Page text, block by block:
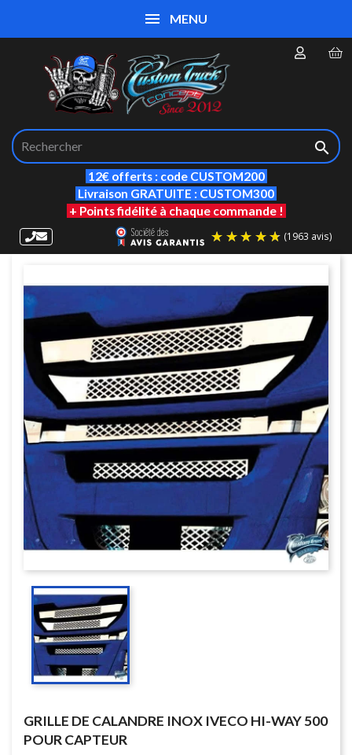

12€ offerts : code CUSTOM200
Livraison GRATUITE : CUSTOM300
+ Points fidélité à chaque commande !
MENU
GRILLE DE CALANDRE INOX IVECO HI-WAY 500
POUR CAPTEUR